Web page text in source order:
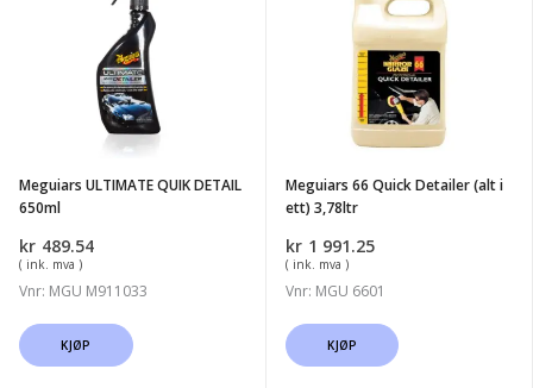
Meguiars ULTIMATE QUIK DETAIL
650ml
kr 489.54
( ink. mva )
Vnr: MGU M911033
KJØP
3,78ltr
Meguiars 66 Quick Detailer (alt i
ett) 3,78ltr
kr 1 991.25
( ink. mva )
Vnr: MGU 6601
KJØP